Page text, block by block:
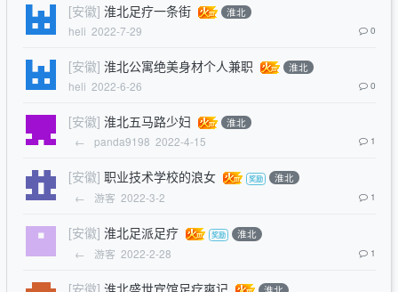
[安徽] 淮北足疗一条街 淮北
heli 2022-7-29 0
[安徽] 淮北公寓绝美身材个人兼职 淮北
heli 2022-6-26 0
[安徽] 淮北五马路少妇 淮北
← panda9198 2022-4-15 1
[安徽] 职业技术学校的浪女 淮北
← 游客 2022-3-2 1
[安徽] 淮北足派足疗 淮北
← 游客 2022-2-28 1
[安徽] 淮北盛世宾馆足疗爽记